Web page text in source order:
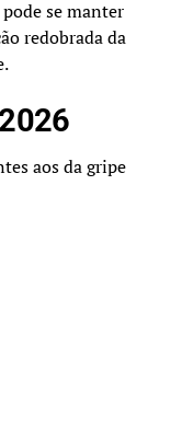
se manter
redobrada da
aos da gripe